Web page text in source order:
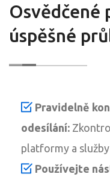
Osvědčené
úspěšné
Pravidelně
odesílání:
platformy a
Používejte